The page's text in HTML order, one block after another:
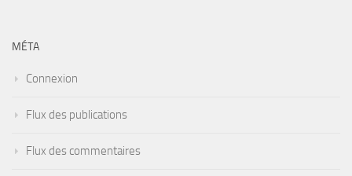
MÉTA
Connexion
Flux des publications
Flux des commentaires